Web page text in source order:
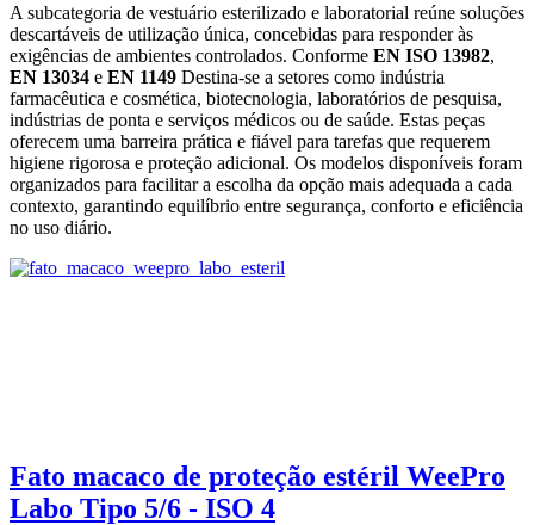
A subcategoria de vestuário esterilizado e laboratorial reúne soluções
descartáveis de utilização única, concebidas para responder às
exigências de ambientes controlados. Conforme EN ISO 13982,
EN 13034 e EN 1149 Destina‑se a setores como indústria
farmacêutica e cosmética, biotecnologia, laboratórios de pesquisa,
indústrias de ponta e serviços médicos ou de saúde. Estas peças
oferecem uma barreira prática e fiável para tarefas que requerem
higiene rigorosa e proteção adicional. Os modelos disponíveis foram
organizados para facilitar a escolha da opção mais adequada a cada
contexto, garantindo equilíbrio entre segurança, conforto e eficiência
no uso diário.
Fato macaco de proteção estéril WeePro
Labo Tipo 5/6 - ISO 4